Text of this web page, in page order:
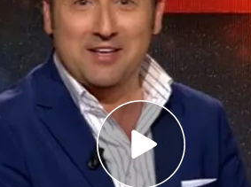
su asiento
momento en 'Horizonte'.
una de las casualidades más